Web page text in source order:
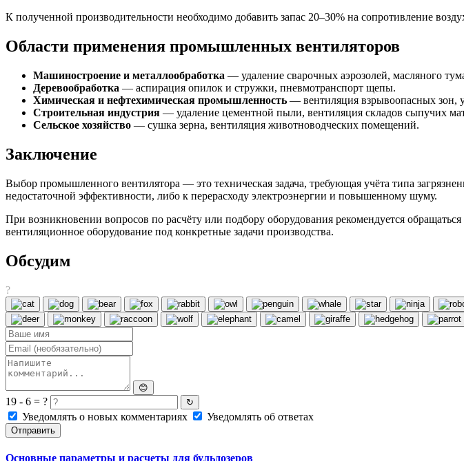
К полученной производительности необходимо добавить запас 20–30% на сопротивление
Области применения промышленных вентиляторов
Машиностроение и металлообработка — удаление сварочных аэрозолей, масляного
Деревообработка — аспирация опилок и стружки, пневмотранспорт щепы.
Химическая и нефтехимическая промышленность — вентиляция взрывоопасных зон,
Строительная индустрия — удаление цементной пыли, вентиляция складов сыпучих
Сельское хозяйство — сушка зерна, вентиляция животноводческих помещений.
Заключение
Выбор промышленного вентилятора — это техническая задача, требующая учёта типа
недостаточной эффективности, либо к перерасходу электроэнергии и повышенному шуму.
При возникновении вопросов по расчёту или подбору оборудования рекомендуется
вентиляционное оборудование под конкретные задачи производства.
Обсудим
?
😊
19 - 6 = ? ↻
Уведомлять о новых комментариях Уведомлять об ответах
Отправить
Основные параметры и расчеты для бульдозеров